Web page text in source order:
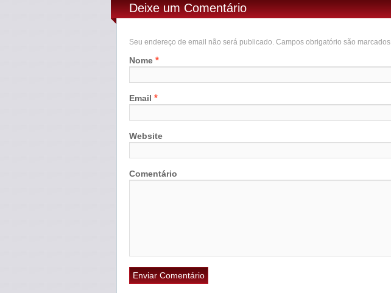
Deixe um Comentário
Seu endereço de email não será publicado. Campos obrigatório são marcados
Nome *
Email *
Website
Comentário